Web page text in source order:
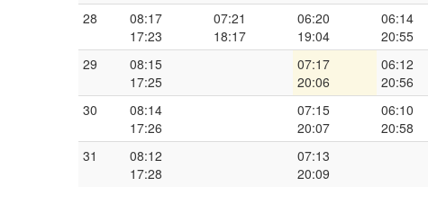
28
08:17
17:23
07:21
18:17
06:20
19:04
06:14
20:55
29
08:15
17:25
07:17
20:06
06:12
20:56
30
08:14
17:26
07:15
20:07
06:10
20:58
31
08:12
17:28
07:13
20:09